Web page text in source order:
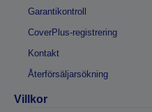
Garantikontroll
CoverPlus-registrering
Kontakt
Återförsäljarsökning
Villkor